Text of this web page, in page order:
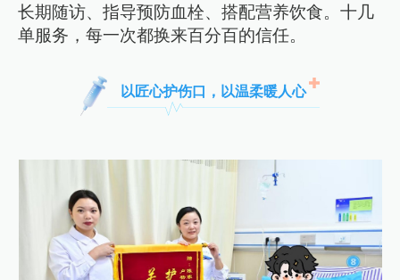
长期随访、指导预防血栓、搭配营养饮食。十几
单服务，每一次都换来百分百的信任。
以匠心护伤口，以温柔暖人心